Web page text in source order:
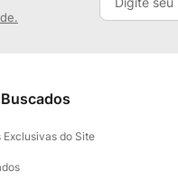
Exclusivas do Site